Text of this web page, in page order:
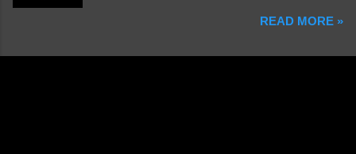
READ MORE »